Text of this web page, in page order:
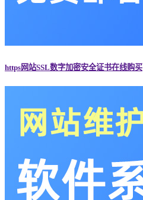
https网站SSL数字加密安全证书在线购买